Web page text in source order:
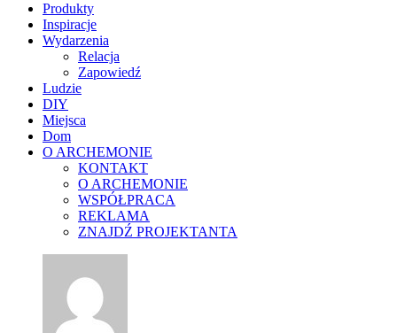
Produkty
Inspiracje
Wydarzenia
Relacja
Zapowiedź
Ludzie
DIY
Miejsca
Dom
O ARCHEMONIE
KONTAKT
O ARCHEMONIE
WSPÓŁPRACA
REKLAMA
ZNAJDŹ PROJEKTANTA